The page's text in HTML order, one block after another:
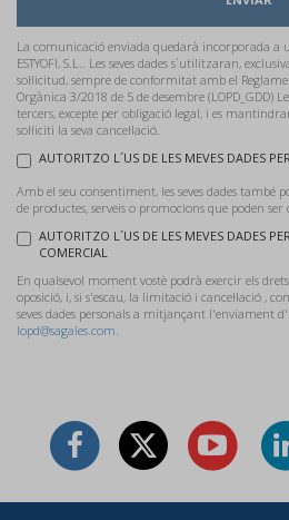
La comunicació enviada quedarà incorporada a
ESTYOFI, S.L.. Les seves dades s´utilitzaran,
sol·licitud, sempre de conformitat amb el
Orgànica 3/2018 de 5 de desembre (LOPD_GDD)
tercers, excepte per obligació legal, i es
sol·liciti la seva cancel·lació.
AUTORITZO L´US DE LES MEVES DADES
Amb el seu consentiment, les seves dades
de productes, serveis o promocions que poden ser
AUTORITZO L´US DE LES MEVES DADES
COMERCIAL
En qualsevol moment vostè podrà exercir els
oposició, i, si s'escau, la limitació i cancel·lació ,
seves dades personals a mitjançant l'enviament
lopd@sagales.com.